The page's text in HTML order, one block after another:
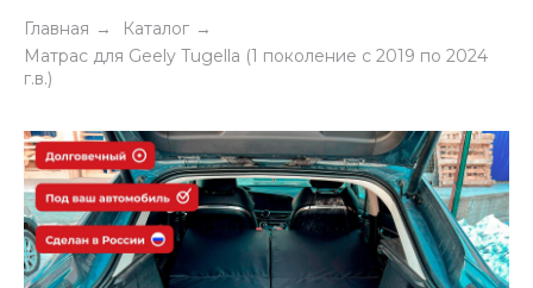
Главная → Каталог →
Матрас для Geely Tugella (1 поколение c 2019 по 2024
г.в.)